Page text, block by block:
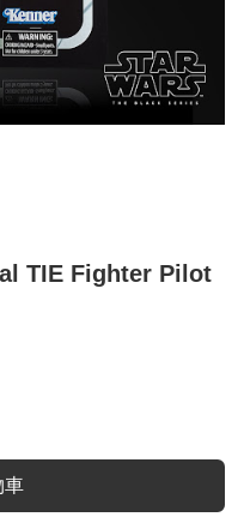
TIE Fighter Pilot
車